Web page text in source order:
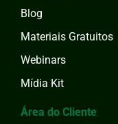
Blog
Materiais Gratuitos
Webinars
Mídia Kit
Área do Cliente